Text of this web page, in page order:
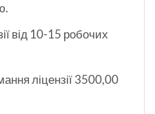
від 10-15 робочих
ліцензії 3500,00